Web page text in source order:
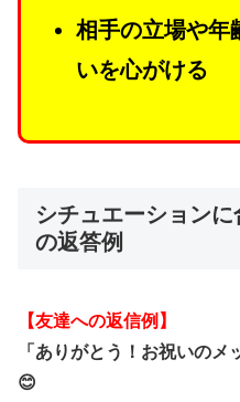
相手の立場や年
いを心がける
シチュエーション
の返答例
【友達への返信例】
「ありがとう！お祝いの
😊